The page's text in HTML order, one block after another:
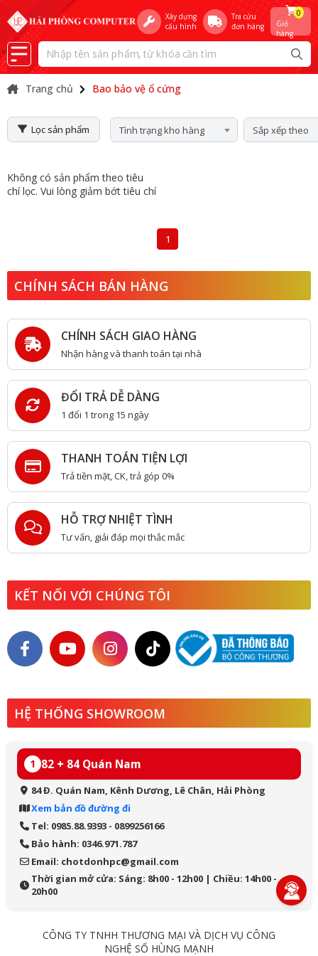
Xây dựng
cấu hình
Tra cứu
đơn hàng
Giỏ
hàng
0
Trang chủ Bao bảo vệ ổ cứng
Lọc sản phẩm Tình trạng kho hàng Sắp xếp theo
Không có sản phẩm theo tiêu
chí lọc. Vui lòng giảm bớt tiêu chí
1
CHÍNH SÁCH BÁN HÀNG
CHÍNH SÁCH GIAO HÀNG
Nhận hàng và thanh toán tại nhà
ĐỔI TRẢ DỄ DÀNG
1 đổi 1 trong 15 ngày
THANH TOÁN TIỆN LỢI
Trả tiền mặt, CK, trả góp 0%
HỖ TRỢ NHIỆT TÌNH
Tư vấn, giải đáp mọi thắc mắc
KẾT NỐI VỚI CHÚNG TÔI
HỆ THỐNG SHOWROOM
1 82 + 84 Quán Nam
84 Đ. Quán Nam, Kênh Dương, Lê Chân, Hải Phòng
Xem bản đồ đường đi
Tel: 0985.88.9393 - 0899256166
Bảo hành: 0346.971.787
Email: chotdonhpc@gmail.com
Thời gian mở cửa: Sáng: 8h00 - 12h00 | Chiều: 14h00 -
20h00
CÔNG TY TNHH THƯƠNG MẠI VÀ DỊCH VỤ CÔNG
NGHỆ SỐ HÙNG MẠNH